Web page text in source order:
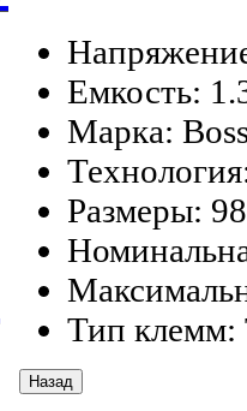
Емкость:
Марка:
Размеры:
Тип клемм: